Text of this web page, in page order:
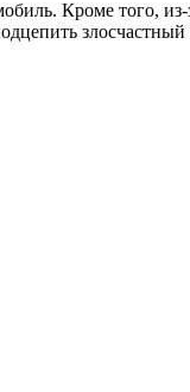
Кроме того, из-